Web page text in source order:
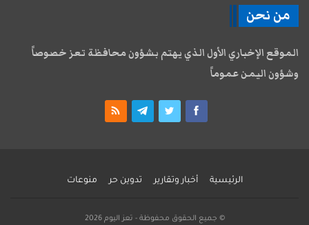
من نحن
الموقع الإخباري الأول الذي يهتم بشؤون محافظة تعز خصوصاً
وشؤون اليمن عموماً
الرئيسية أخبار وتقارير تدوين حر منوعات
© جميع الحقوق محفوظة - تعز اليوم 2026